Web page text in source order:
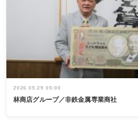
2026.05.29 05:00
林商店グループ／非鉄金属専業商社